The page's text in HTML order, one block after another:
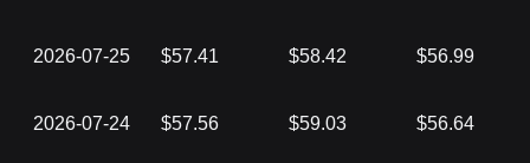
2026-07-25 $57.41 $58.42 $56.99
2026-07-24 $57.56 $59.03 $56.64